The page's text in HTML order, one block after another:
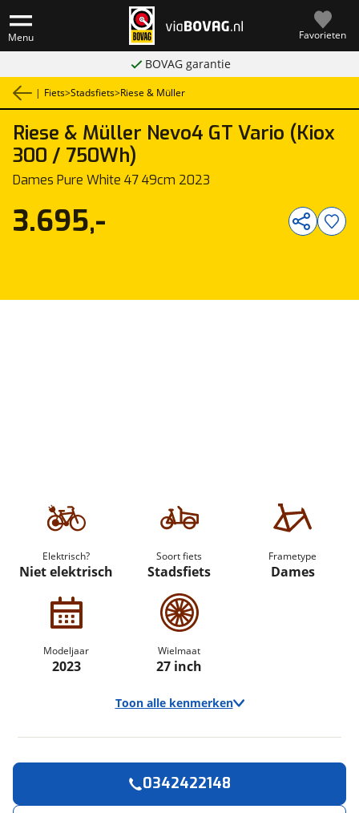
Menu Favorieten
BOVAG garantie
| Fiets>Stadsfiets>Riese & Müller
Riese & Müller Nevo4 GT Vario (Kiox
300 / 750Wh)
Dames Pure White 47 49cm 2023
1/ 7
Elektrisch?
Niet elektrisch
Soort fiets
Stadsfiets
Frametype
Dames
Modeljaar
2023
Wielmaat
27 inch
Toon alle kenmerken
3.695,-
0342422148
nu!